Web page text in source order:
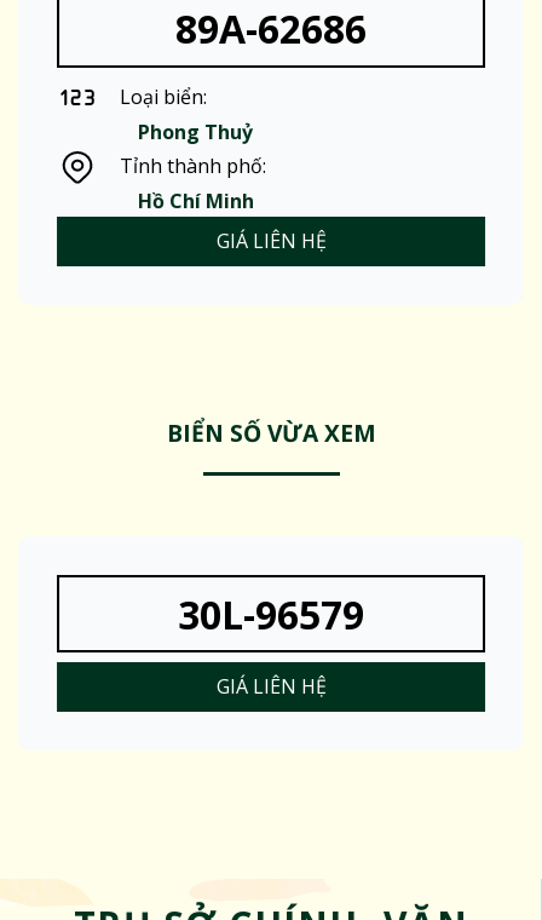
89A-62686
Loại biển:
Phong Thuỷ
Tỉnh thành phố:
Hồ Chí Minh
GIÁ LIÊN HỆ
BIỂN SỐ VỪA XEM
30L-96579
GIÁ LIÊN HỆ